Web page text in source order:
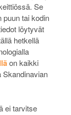
Se
puun tai kodin
löytyvät
hetkellä
on kaikki
Skandinavian
ei tarvitse